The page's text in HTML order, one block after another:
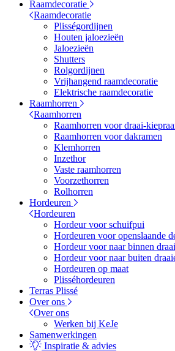
Raamdecoratie
Raamdecoratie
Plisségordijnen
Houten jaloezieën
Jaloezieën
Shutters
Rolgordijnen
Vrijhangend raamdecoratie
Elektrische raamdecoratie
Raamhorren
Raamhorren
Raamhorren voor draai-
Raamhorren voor dakramen
Klemhorren
Inzethor
Vaste raamhorren
Voorzethorren
Rolhorren
Hordeuren
Hordeuren
Hordeur voor schuifpui
Hordeuren voor openslaande
Hordeur voor naar binnen
Hordeur voor naar buiten
Hordeuren op maat
Plisséhordeuren
Terras Plissé
Over ons
Over ons
Werken bij KeJe
Samenwerkingen
Inspiratie & advies